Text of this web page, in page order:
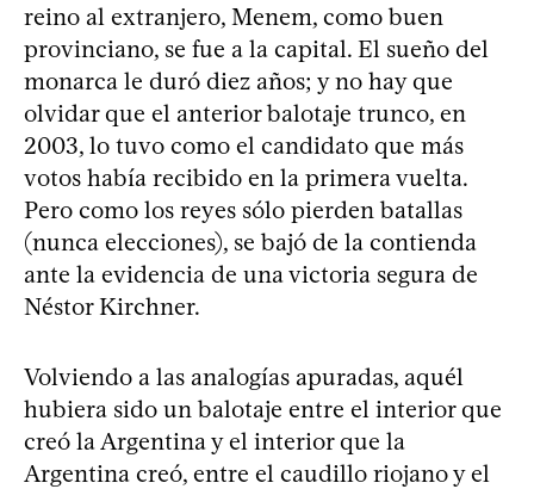
reino al extranjero, Menem, como buen
provinciano, se fue a la capital. El sueño del
monarca le duró diez años; y no hay que
olvidar que el anterior balotaje trunco, en
2003, lo tuvo como el candidato que más
votos había recibido en la primera vuelta.
Pero como los reyes sólo pierden batallas
(nunca elecciones), se bajó de la contienda
ante la evidencia de una victoria segura de
Néstor Kirchner.
Volviendo a las analogías apuradas, aquél
hubiera sido un balotaje entre el interior que
creó la Argentina y el interior que la
Argentina creó, entre el caudillo riojano y el